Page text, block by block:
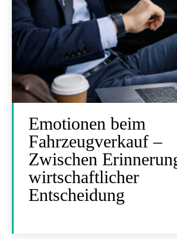
Emotionen beim
Fahrzeugverkauf –
Zwischen
wirtschaftlicher
Entscheidung